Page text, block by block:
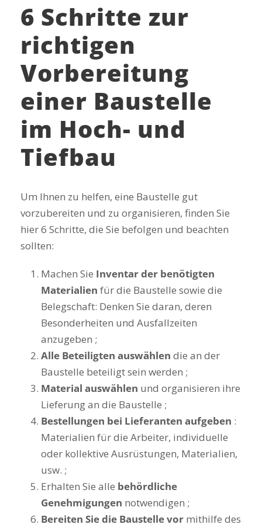
6 Schritte zur
richtigen
Vorbereitung
einer Baustelle
im Hoch- und
Tiefbau
Um Ihnen zu helfen, eine Baustelle gut
vorzubereiten und zu organisieren, finden Sie
hier 6 Schritte, die Sie befolgen und beachten
sollten:
Machen Sie Inventar der benötigten
Materialien für die Baustelle sowie die
Belegschaft: Denken Sie daran, deren
Besonderheiten und Ausfallzeiten
anzugeben ;
Alle Beteiligten auswählen die an der
Baustelle beteiligt sein werden ;
Material auswählen und organisieren ihre
Lieferung an die Baustelle ;
Bestellungen bei Lieferanten aufgeben :
Materialien für die Arbeiter, individuelle
oder kollektive Ausrüstungen, Materialien,
usw. ;
Erhalten Sie alle behördliche
Genehmigungen notwendigen ;
Bereiten Sie die Baustelle vor mithilfe des